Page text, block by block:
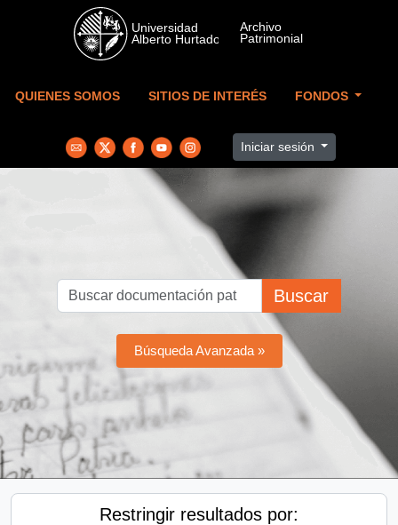
Skip to main content
QUIENES SOMOS SITIOS DE INTERÉS FONDOS
Iniciar sesión
Buscar
Búsqueda Avanzada »
Restringir resultados por: